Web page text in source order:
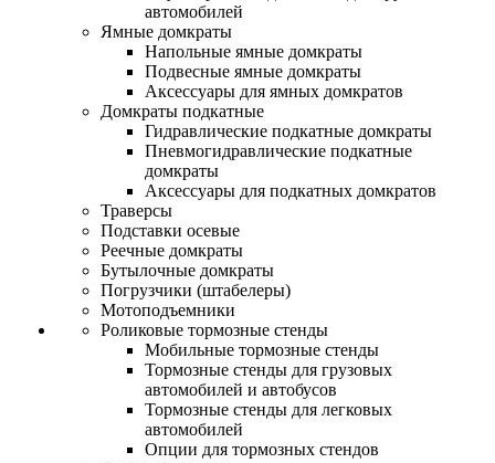
автомобилей
Ямные домкраты
Напольные ямные домкраты
Подвесные ямные домкраты
Аксессуары для ямных домкратов
Домкраты подкатные
Гидравлические подкатные домкраты
Пневмогидравлические подкатные
домкраты
Аксессуары для подкатных домкратов
Траверсы
Подставки осевые
Реечные домкраты
Бутылочные домкраты
Погрузчики (штабелеры)
Мотоподъемники
Роликовые тормозные стенды
Мобильные тормозные стенды
Тормозные стенды для грузовых
автомобилей и автобусов
Тормозные стенды для легковых
автомобилей
Опции для тормозных стендов